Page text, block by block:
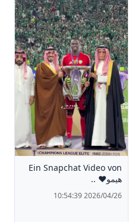
Ein Snapchat Video von
هيمو❤ ..
2026/04/26 10:54:39